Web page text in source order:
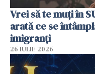
Vrei să te muți în
arată ce se
imigranți
26 IULIE 2026